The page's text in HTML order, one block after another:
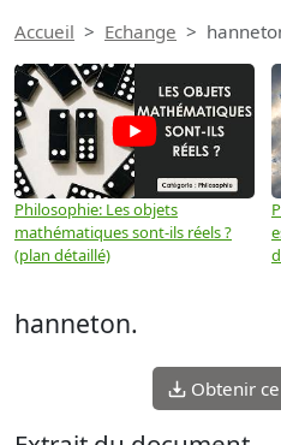
Accueil Echange
Philosophie: Les objets
mathématiques sont-ils réels ?
(plan détaillé)
hanneton.
Obtenir